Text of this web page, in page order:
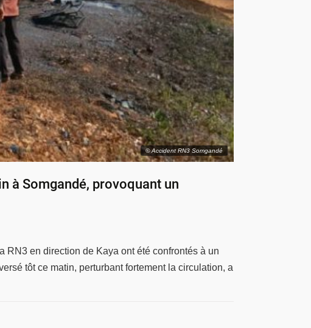
© Accident RN3 Somgandé
à Somgandé, provoquant un
en direction de Kaya ont été confrontés à un
tôt ce matin, perturbant fortement la circulation, a